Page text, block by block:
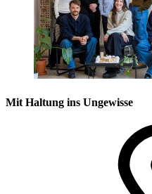
Mit Haltung ins Ungewisse